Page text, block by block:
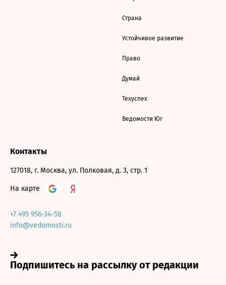
Страна
Устойчивое развитие
Право
Думай
Техуспех
Ведомости Юг
Контакты
127018, г. Москва, ул. Полковая, д. 3, стр. 1
На карте
+7 495 956-34-58
info@vedomosti.ru